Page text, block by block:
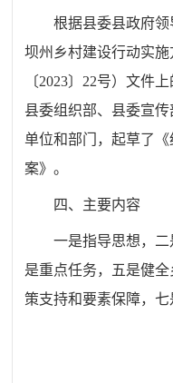
根据县委县政府
坝州乡村建设行动实
〔2023〕22号）文件
县委组织部、县委宣
单位和部门，起草了
案》。
四、主要内容
一是指导思想，
是重点任务，五是健
策支持和要素保障，七